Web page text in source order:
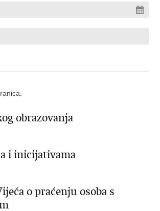
obrazovanja
i inicijativama
o praćenju osoba s